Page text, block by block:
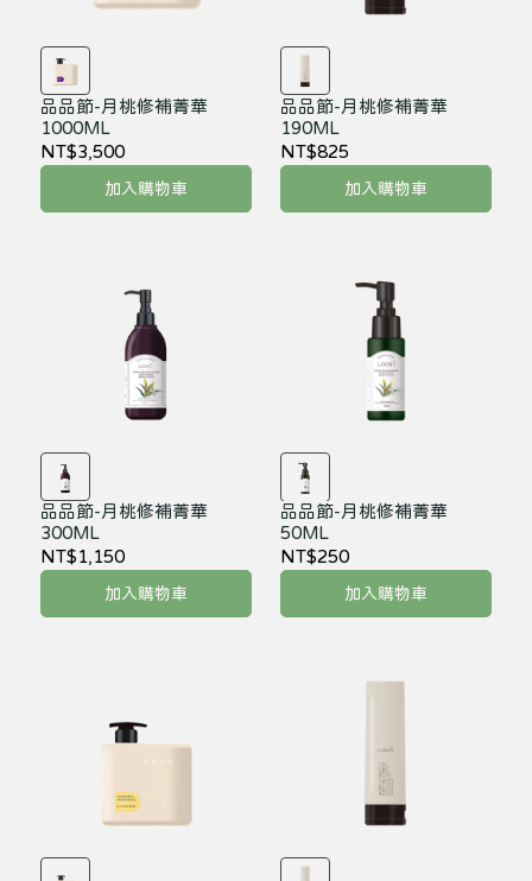
品品節-月桃修補菁華
1000ML
NT$3,500
加入購物車
品品節-月桃修補菁華
190ML
NT$825
加入購物車
品品節-月桃修補菁華
300ML
NT$1,150
加入購物車
品品節-月桃修補菁華
50ML
NT$250
加入購物車